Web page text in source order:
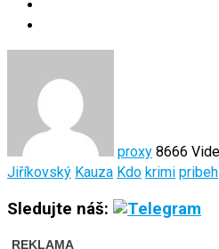
proxy 8666
Jiříkovský Kauza Kdo krimi pribeh
Sledujte náš: